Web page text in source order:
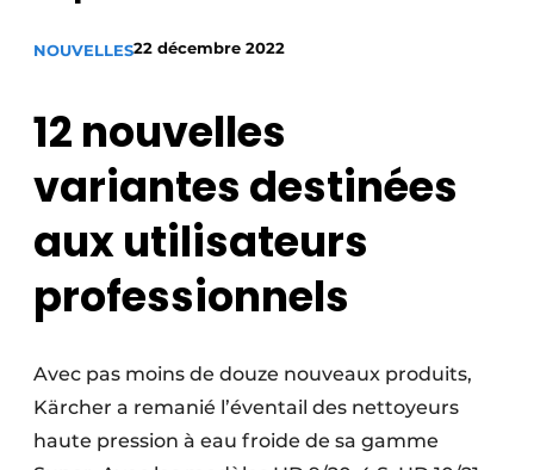
Construction bois
Contrôle d’accès
Éclairage
Façades
Géotextiles
NOUVELLES22 décembre 2022
12 nouvelles
variantes destinées
aux utilisateurs
professionnels
Avec pas moins de douze nouveaux produits,
Kärcher a remanié l’éventail des nettoyeurs
haute pression à eau froide de sa gamme